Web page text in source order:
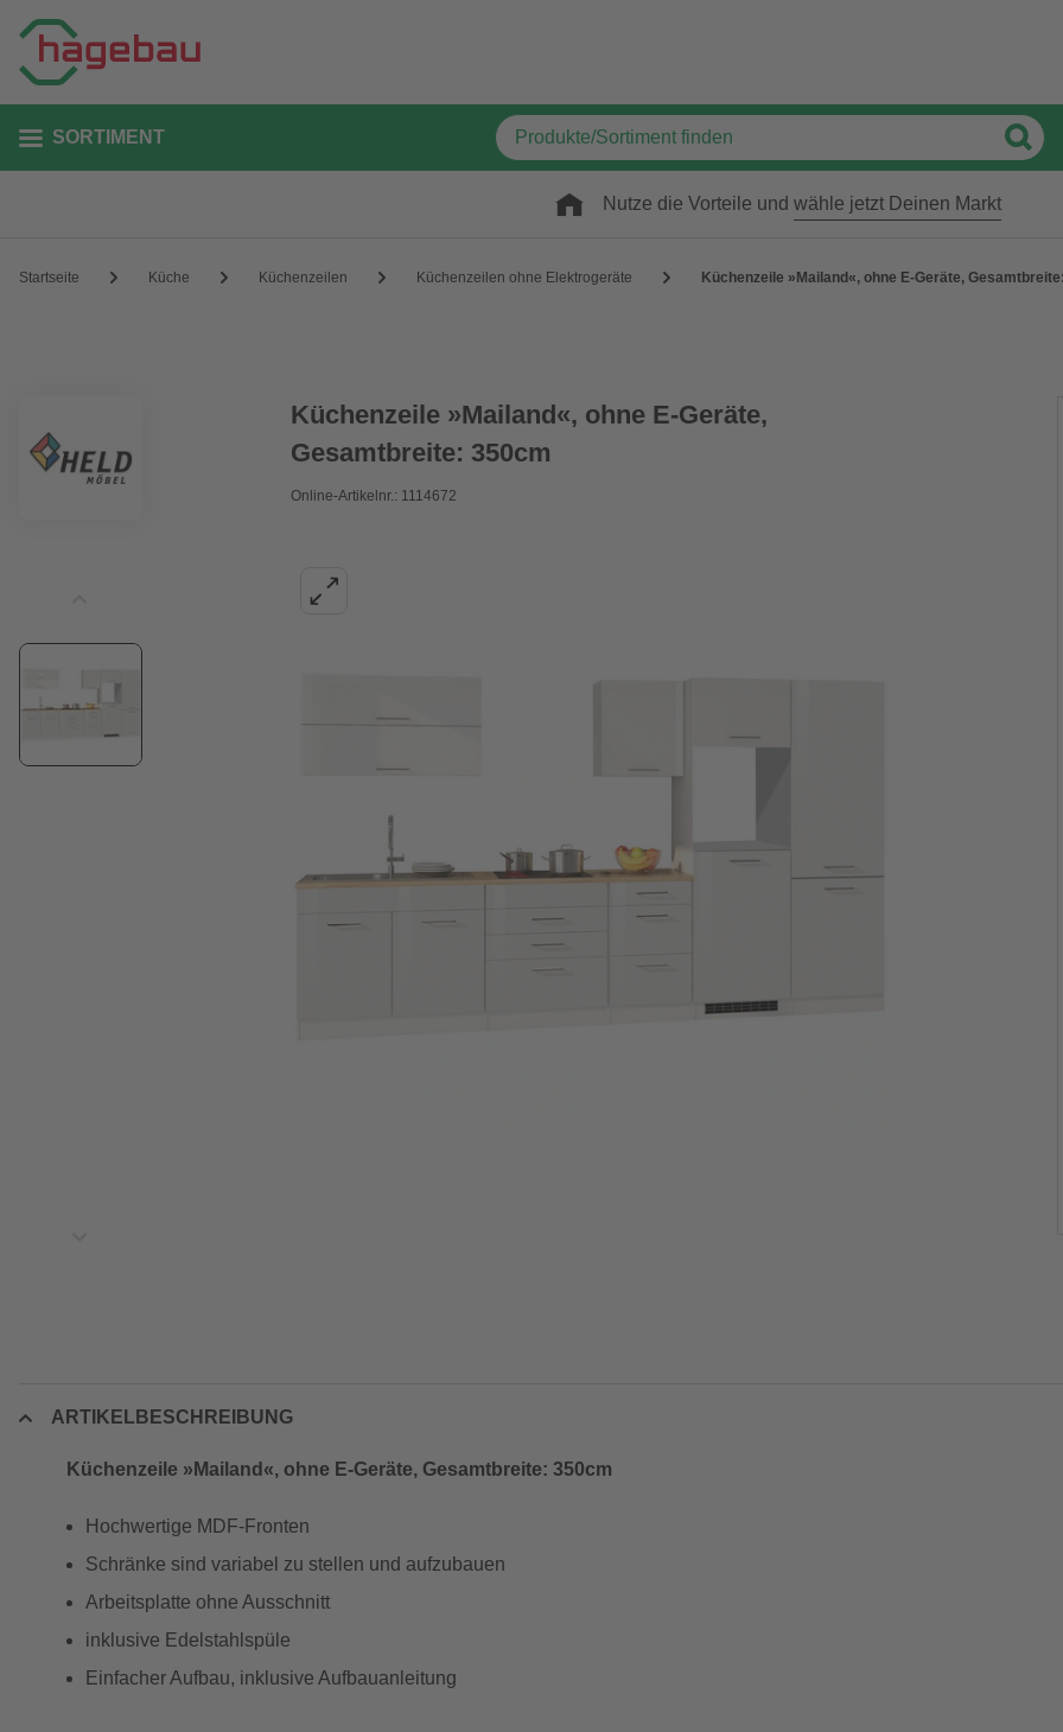
SORTIMENT
Nutze die Vorteile und wähle jetzt Deinen Markt
Startseite Küche Küchenzeilen Küchenzeilen ohne Elektrogeräte Küchenzeile »Mailand«, ohne E-Geräte,
Küchenzeile »Mailand«, ohne E-Geräte,
Gesamtbreite: 350cm
Online-Artikelnr.: 1114672
ARTIKELBESCHREIBUNG
Küchenzeile »Mailand«, ohne E-Geräte, Gesamtbreite: 350cm
Hochwertige MDF-Fronten
Schränke sind variabel zu stellen und aufzubauen
Arbeitsplatte ohne Ausschnitt
inklusive Edelstahlspüle
Einfacher Aufbau, inklusive Aufbauanleitung